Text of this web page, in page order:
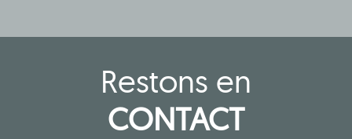
Restons en
CONTACT